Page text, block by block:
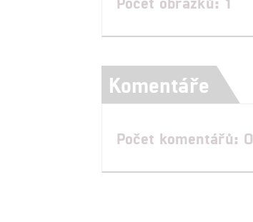
Komentáře
Počet komentářů: 0